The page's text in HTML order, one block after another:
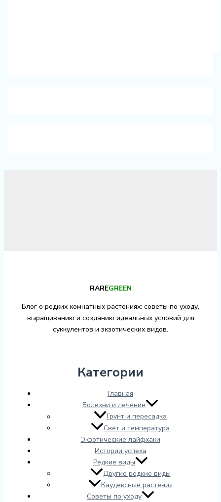
RAREGREEN
Блог о редких комнатных растениях: советы по уходу,
выращиванию и созданию идеальных условий для
суккулентов и экзотических видов.
Категории
Главная
Болезни и лечение
Грунт и пересадка
Свет и температура
Экзотические лайфхаки
Истории успеха
Редкие виды
Другие редкие виды
Каудексные растения
Советы по уходу